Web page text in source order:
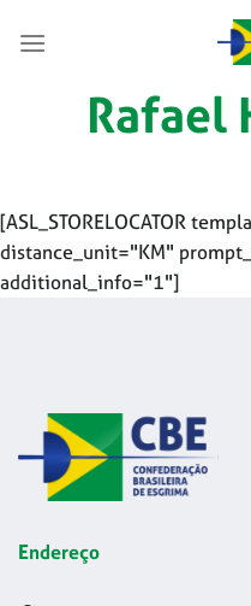
Rafael
[ASL_STORELOCATOR
distance_unit="KM"
additional_info="1"]
Endereço